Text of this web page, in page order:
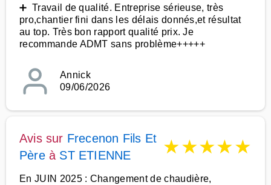
➕ Travail de qualité. Entreprise sérieuse, très
pro,chantier fini dans les délais donnés,et résultat
au top. Très bon rapport qualité prix. Je
recommande ADMT sans problème+++++
Annick
09/06/2026
Avis sur Frecenon Fils Et
Pèreà ST ETIENNE ★★★★★
En JUIN 2025 : Changement de chaudière,